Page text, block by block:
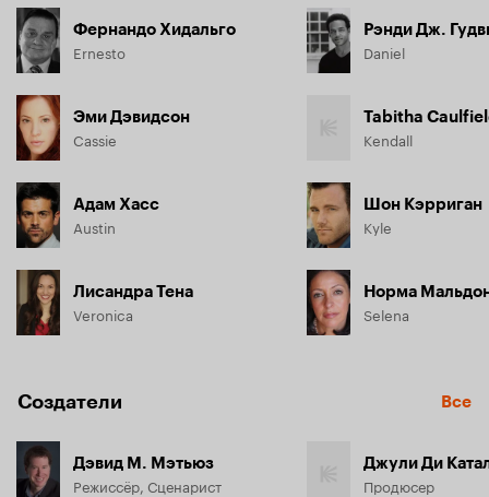
Фернандо Хидальго
Ernesto
Эми Дэвидсон
Cassie
Адам Хасс
Austin
Лисандра Тена
Veronica
Рэнди Дж.
Daniel
Tabitha
Kendall
Шон Кэрриган
Kyle
Норма
Selena
Создатели Все
Дэвид М. Мэтьюз
Режиссёр, Сценарист
Джули Ди
Продюсер